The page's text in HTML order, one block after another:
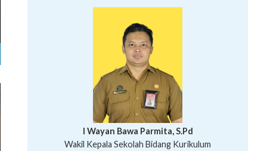
I Wayan Bawa Parmita, S.Pd
Wakil Kepala Sekolah Bidang Kurikulum
I Wayan Gede Aditya Pratita, S.Pd., M.Sn
Ni Wayan Nopi Sutantri, S.Pd.